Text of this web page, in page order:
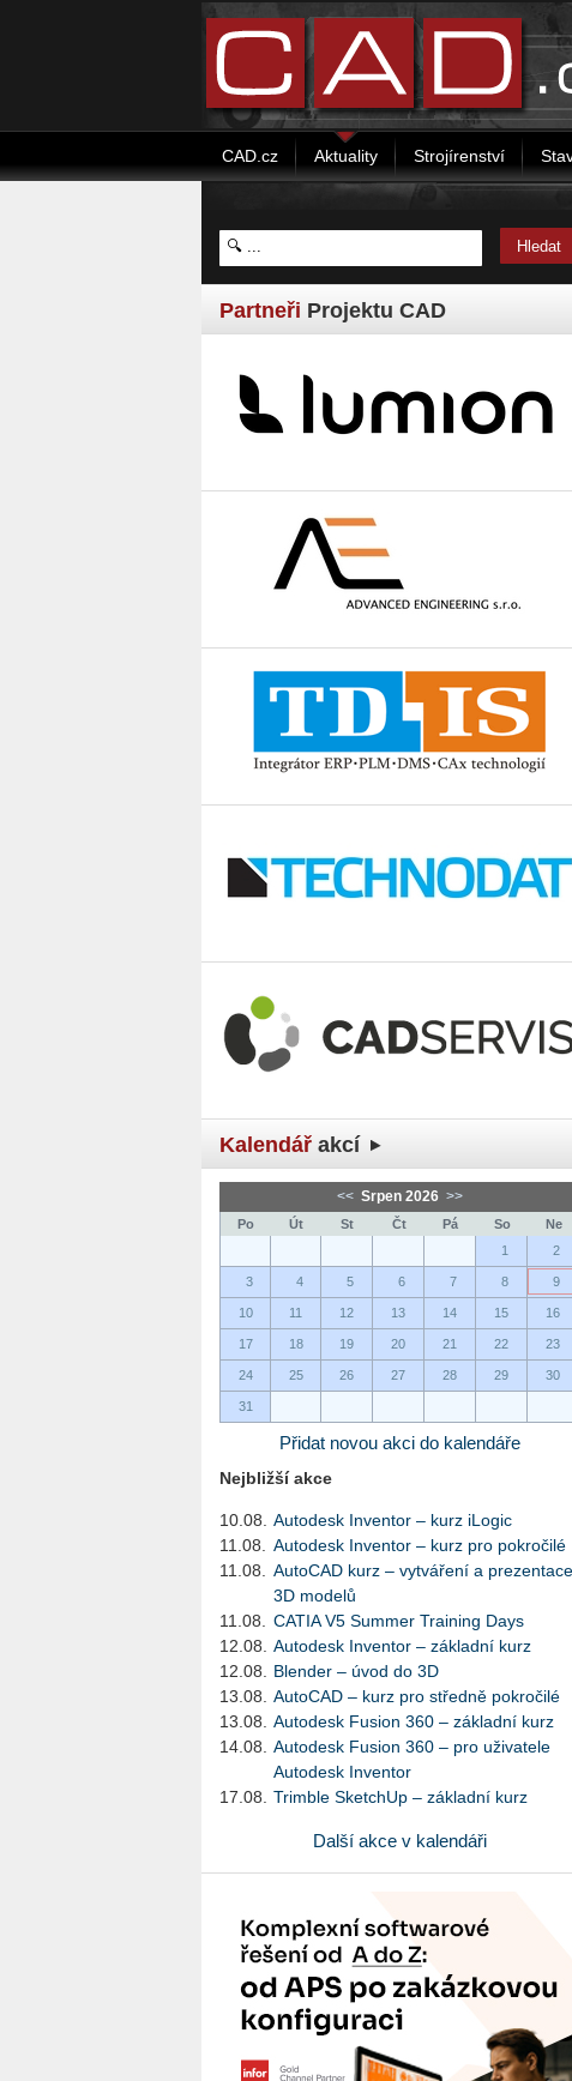
CAD.cz Aktuality Strojírenství
Partneři Projektu CAD
Kalendář akcí
<< Srpen 2026 >>
Po Út St Čt Pá So
Ne
1
2
3 4 5 6 7 8 9
10 11 12 13 14 15 16
17 18 19 20 21 22 23
24 25 26 27 28 29 30
31
Přidat novou akci do kalendáře
Nejbližší akce
10.08.
Autodesk Inventor – kurz iLogic
11.08.
Autodesk Inventor – kurz pro pokročilé
11.08.
AutoCAD kurz – vytváření a prezentace
3D modelů
11.08.
CATIA V5 Summer Training Days
12.08.
Autodesk Inventor – základní kurz
12.08.
Blender – úvod do 3D
13.08.
AutoCAD – kurz pro středně pokročilé
13.08.
Autodesk Fusion 360 – základní kurz
14.08.
Autodesk Fusion 360 – pro uživatele
Autodesk Inventor
17.08.
Trimble SketchUp – základní kurz
Další akce v kalendáři